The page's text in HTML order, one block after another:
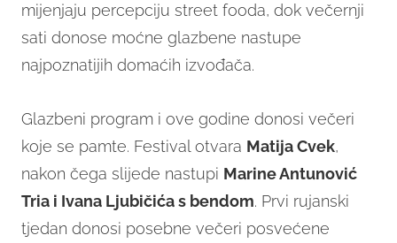
mijenjaju percepciju street fooda, dok večernji
sati donose moćne glazbene nastupe
najpoznatijih domaćih izvođača.
Glazbeni program i ove godine donosi večeri
koje se pamte. Festival otvara Matija Cvek,
nakon čega slijede nastupi Marine Antunović
Tria i Ivana Ljubičića s bendom. Prvi rujanski
tjedan donosi posebne večeri posvećene